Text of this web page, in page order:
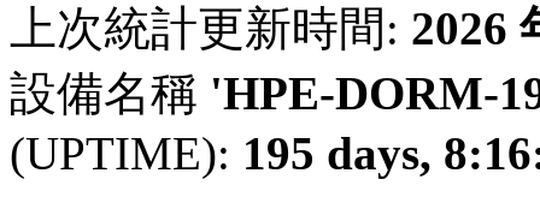
上次統計更新時間: 2026
設備名稱 'HPE-DORM-
(UPTIME): 195 days,